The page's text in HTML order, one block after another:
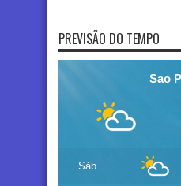
PREVISÃO DO TEMPO
Sao
Sáb